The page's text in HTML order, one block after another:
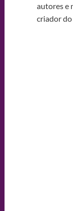
autores e
criador do